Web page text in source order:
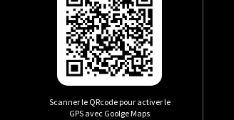
Scanner le QRcode pour activer le
GPS avec Goolge Maps